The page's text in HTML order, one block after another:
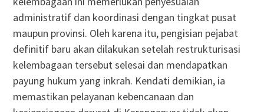
administratif dan koordinasi dengan tingkat pusat
maupun provinsi. Oleh karena itu, pengisian pejabat
definitif baru akan dilakukan setelah restrukturisasi
kelembagaan tersebut selesai dan mendapatkan
payung hukum yang inkrah. Kendati demikian, ia
memastikan pelayanan kebencanaan dan